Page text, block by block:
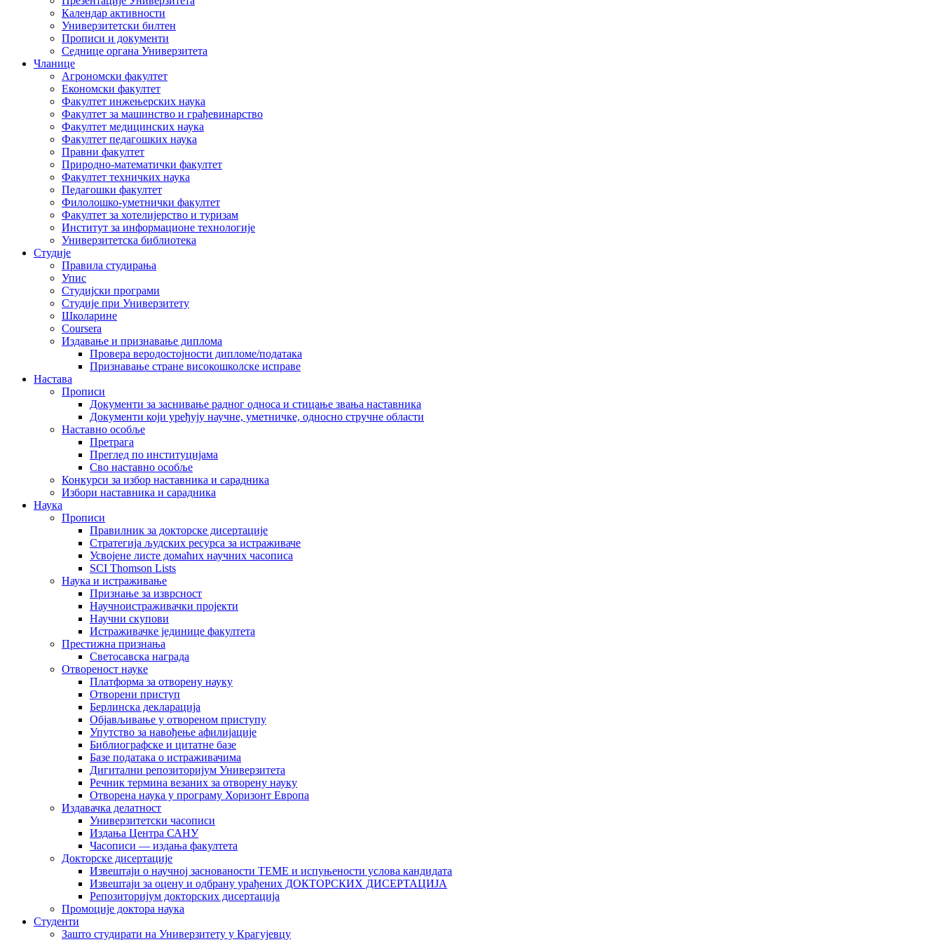
Календар активности
Универзитетски билтен
Прописи и документи
Седнице органа Универзитета
Чланице
Агрономски факултет
Економски факултет
Факултет инжењерских наука
Факултет за машинство и грађевинарство
Факултет медицинских наука
Факултет педагошких наука
Правни факултет
Природно-математички факултет
Факултет техничких наука
Педагошки факултет
Филолошко-уметнички факултет
Факултет за хотелијерство и туризам
Институт за информационе технологије
Универзитетска библиотека
Студије
Правила студирања
Упис
Студијски програми
Студије при Универзитету
Школарине
Coursera
Издавање и признавање диплома
Провера веродостојности дипломе/података
Признавање стране високошколске исправе
Настава
Прописи
Документи за заснивање радног односа и стицање звања наставника
Документи који уређују научне, уметничке, односно стручне области
Наставно особље
Претрага
Преглед по институцијама
Сво наставно особље
Конкурси за избор наставника и сарадника
Избори наставника и сарадника
Наука
Прописи
Правилник за докторске дисертације
Стратегија људских ресурса за истраживаче
Усвојене листе домаћих научних часописа
SCI Thomson Lists
Наука и истраживање
Признање за изврсност
Научноистраживачки пројекти
Научни скупови
Истраживачке јединице факултета
Престижна признања
Светосавска награда
Отвореност науке
Платформа за отворену науку
Отворени приступ
Берлинска декларација
Објављивање у отвореном приступу
Упутство за навођење афилијације
Библиографске и цитатне базе
Базе података о истраживачима
Дигитални репозиторијум Универзитета
Рeчник термина везаних за отворену науку
Отворена наука у програму Хоризонт Европа
Издавачка делатност
Универзитетски часописи
Издања Центра САНУ
Часописи — издања факултета
Докторске дисертације
Извештаји о научној заснованости ТЕМЕ и испуњености услова кандидата
Извештаји за оцену и одбрану урађених ДОКТОРСКИХ ДИСЕРТАЦИЈА
Репозиторијум докторских дисертација
Промоције доктора наука
Студенти
Зашто студирати на Универзитету у Крагујевцу